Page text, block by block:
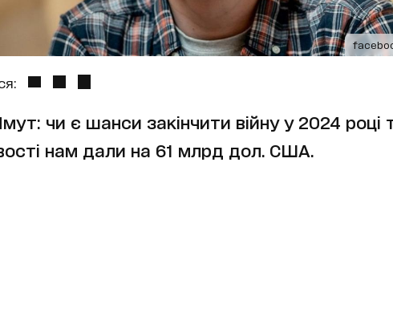
чи є шанси закінчити війну у 2024 році
нам дали на 61 млрд дол. США.